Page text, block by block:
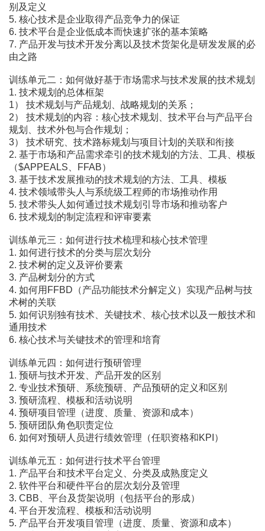
别及定义
5. 核心技术是企业取得产品竞争力的保证
6. 技术平台是企业低成本而快速扩张的基本策略
7. 产品开发与技术开发分离以及技术货架化是研发发展的必
由之路
训练单元二：如何做好基于市场需求与技术发展的技术规划
1. 技术规划的总体框架
1） 技术规划与产品规划、战略规划的关系；
2） 技术规划的内容：核心技术规划、技术平台与产品平台
规划、技术外包与合作规划；
3） 技术研究、技术路标规划与项目计划的关联和衔接
2. 基于市场和产品需求牵引的技术规划的方法、工具、模板
（$APPEALS、FFAB）
3. 基于技术发展推动的技术规划的方法、工具、模板
4. 技术领域带头人与系统级工程师的市场推动作用
5. 技术带头人如何通过技术规划引导市场和推动客户
6. 技术规划的制定流程和评审要素
训练单元三：如何进行技术梳理和核心技术管理
1. 如何进行技术的分类与层次划分
2. 技术树的定义及评价要素
3. 产品树划分的方式
4. 如何用FFBD（产品功能技术分解定义）实现产品树与技
术树的关联
5. 如何识别独有技术、关键技术、核心技术以及一般技术和
通用技术
6. 核心技术与关键技术的管理和培育
训练单元四：如何进行预研管理
1. 预研与技术开发、产品开发的区别
2. 专业技术预研、系统预研、产品预研的定义和区别
3. 预研流程、模板和活动说明
4. 预研项目管理（进度、质量、资源和成本）
5. 预研团队角色职责定位
6. 如何对预研人员进行绩效管理（任职资格和KPI）
训练单元五：如何进行技术平台管理
1. 产品平台和技术平台定义、分类及成熟度定义
2. 软件平台和硬件平台的层次划分及管理
3. CBB、平台及货架说明（包括平台的形成）
4. 平台开发流程、模板和活动说明
5. 产品平台开发项目管理（进度、质量、资源和成本）